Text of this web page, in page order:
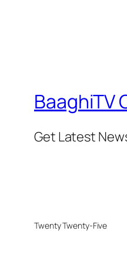
BaaghiTV
Get Latest
Twenty Twenty-Five